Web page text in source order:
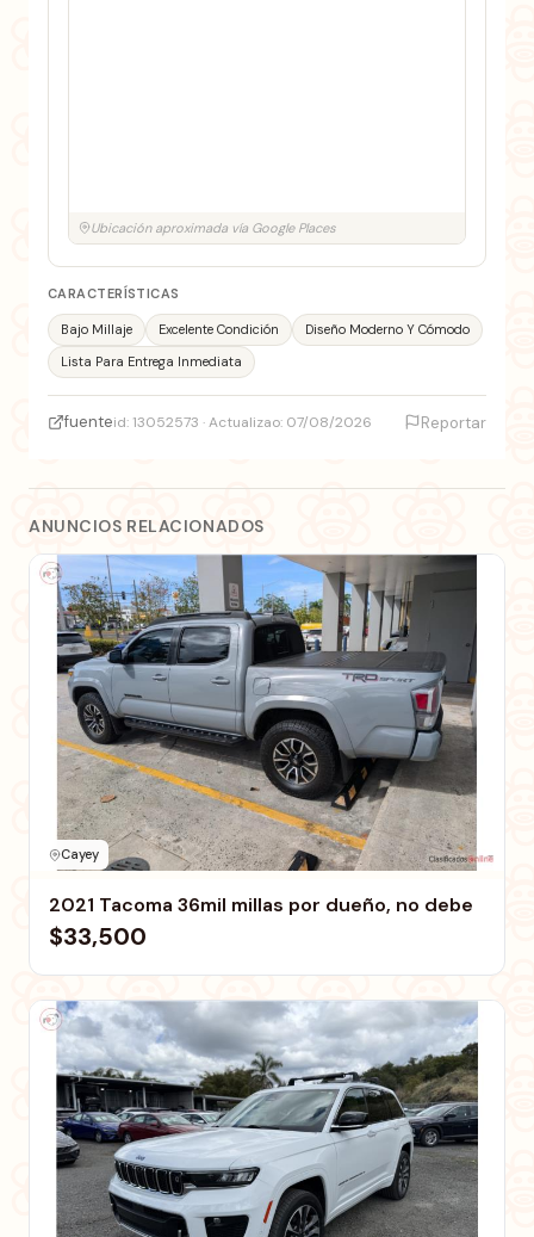
Ubicación aproximada vía Google Places
CARACTERÍSTICAS
Bajo Millaje Excelente Condición
Diseño Moderno Y Cómodo
Lista Para Entrega Inmediata
fuenteid: 13052573 · Actualizao: 07/08/2026 Reportar
ANUNCIOS RELACIONADOS
Cayey
2021 Tacoma 36mil millas por dueño, no debe
$33,500